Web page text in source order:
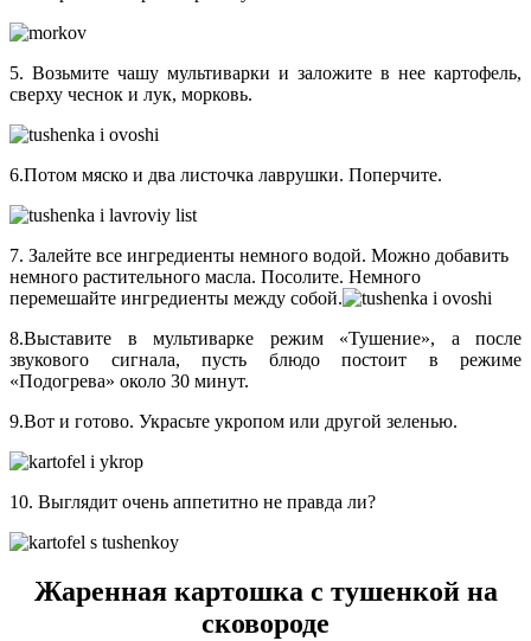
5. Возьмите чашу мультиварки и заложите в нее картофель,
сверху чеснок и лук, морковь.
6.Потом мяско и два листочка лаврушки. Поперчите.
7. Залейте все ингредиенты немного водой. Можно добавить
немного растительного масла. Посолите. Немного
перемешайте ингредиенты между собой.
8.Выставите в мультиварке режим «Тушение», а после
звукового сигнала, пусть блюдо постоит в режиме
«Подогрева» около 30 минут.
9.Вот и готово. Украсьте укропом или другой зеленью.
10. Выглядит очень аппетитно не правда ли?
Жаренная картошка с тушенкой на
сковороде